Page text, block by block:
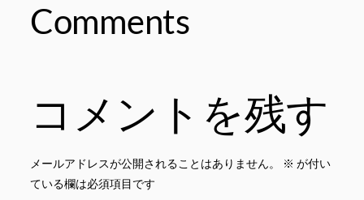
Comments
コメントを残す
メールアドレスが公開されることはありません。 ※ が付い
ている欄は必須項目です